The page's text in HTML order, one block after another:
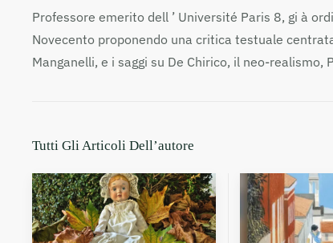
Professore emerito dell ’ Université Paris 8, gi à
Novecento proponendo una critica testuale
Manganelli, e i saggi su De Chirico, il neo-realismo,
Tutti Gli Articoli Dell’autore